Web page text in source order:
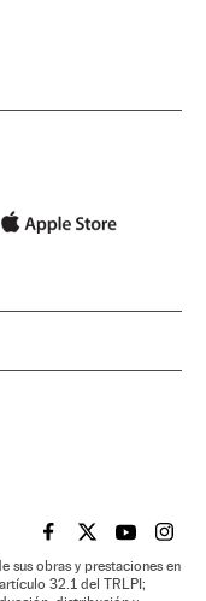
EL PAÍS BRASIL EN
EL PAÍSEL PAÍS
EL
sus obras y prestaciones en
32.1 del TRLPI;